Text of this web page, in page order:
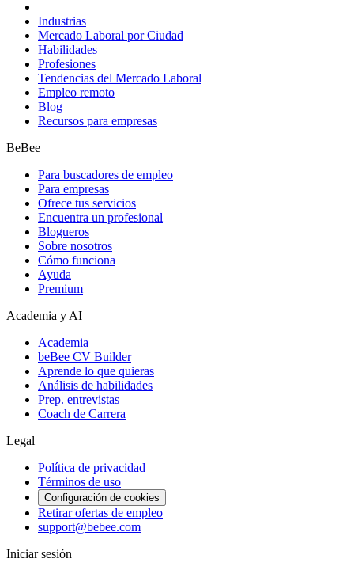
Industrias
Mercado Laboral por Ciudad
Habilidades
Profesiones
Tendencias del Mercado Laboral
Empleo remoto
Blog
Recursos para empresas
BeBee
Para buscadores de empleo
Para empresas
Ofrece tus servicios
Encuentra un profesional
Blogueros
Sobre nosotros
Cómo funciona
Ayuda
Premium
Academia y AI
Academia
beBee CV Builder
Aprende lo que quieras
Análisis de habilidades
Prep. entrevistas
Coach de Carrera
Legal
Política de privacidad
Términos de uso
Configuración de cookies
Retirar ofertas de empleo
support@bebee.com
Iniciar sesión